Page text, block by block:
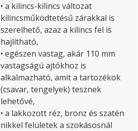
• a kilincs-kilincs változat
kilincsműködtetésű zárakkal is
szerelhető, azaz a kilincs fel is
hajlítható,
• egészen vastag, akár 110 mm
vastagságú ajtókhoz is
alkalmazható, amit a tartozékok
(csavar, tengelyek) tesznek
lehetővé,
• a lakkozott réz, bronz és szatén
nikkel felületek a szokásosnál